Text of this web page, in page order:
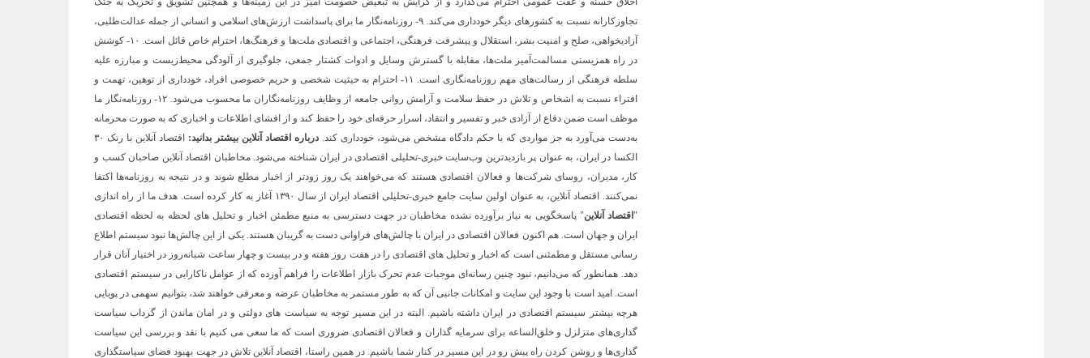
تجاوزکارانه نسبت به کشورهای دیگر خودداری می‌کند. ۹- روزنامه‌نگار ما برای پاسداشت ارزش‌های اسلامی و انسانی از جمله عدالت‌طلبی،
آزادیخواهی، صلح و امنیت بشر، استقلال و پیشرفت فرهنگی، اجتماعی و اقتصادی ملت‌ها و فرهنگ‌ها، احترام خاص قائل است. ۱۰- کوشش
در راه همزیستی مسالمت‌آمیز ملت‌ها، مقابله با گسترش وسایل و ادوات کشتار جمعی، جلوگیری از آلودگی محیط‌زیست و مبارزه علیه
سلطه فرهنگی از رسالت‌های مهم روزنامه‌نگاری است. ۱۱- احترام به حیثیت شخصی و حریم خصوصی افراد، خودداری از توهین، تهمت و
افتراء نسبت به اشخاص و تلاش در حفظ سلامت و آرامش روانی جامعه از وظایف روزنامه‌نگاران ما محسوب می‌شود. ۱۲- روزنامه‌نگار ما
موظف است ضمن دفاع از آزادی خبر و تفسیر و انتقاد، اسرار حرفه‌ای خود را حفظ کند و از افشای اطلاعات و اخباری که به صورت محرمانه
به‌دست می‌آورد به جز مواردی که با حکم دادگاه مشخص می‌شود، خودداری کند. درباره اقتصاد آنلاین بیشتر بدانید:
اقتصاد آنلاین با رنک ۳۰
الکسا در ایران، به عنوان پر بازدیدترین وب‌سایت خبری-تحلیلی اقتصادی در ایران شناخته می‌شود. مخاطبان اقتصاد آنلاین صاحبان کسب و
کار، مدیران، روسای شرکت‌ها و فعالان اقتصادی هستند که می‌خواهند یک روز زودتر از اخبار مطلع شوند و در نتیجه به روزنامه‌ها اکتفا
نمی‌کنند. اقتصاد آنلاین، به عنوان اولین سایت جامع خبری-تحلیلی اقتصاد ایران از سال ۱۳۹۰ آغاز به کار کرده است. هدف ما از راه اندازی
"اقتصاد آنلاین" پاسخگویی به نیاز برآورده نشده مخاطبان در جهت دسترسی به منبع مطمئن اخبار و تحلیل های لحظه به لحظه اقتصادی
ایران و جهان است. هم اکنون فعالان اقتصادی در ایران با چالش‌های فراوانی دست به گریبان هستند. یکی از این چالش‌ها نبود سیستم اطلاع
رسانی مستقل و مطمئنی است که اخبار و تحلیل های اقتصادی را در هفت روز هفته و در بیست و چهار ساعت شبانه‌روز در اختیار آنان قرار
دهد. همانطور که می‌دانیم، نبود چنین رسانه‌ای موجبات عدم تحرک بازار اطلاعات را فراهم آورده که از عوامل ناکارایی در سیستم اقتصادی
است. امید است با وجود این سایت و امکانات جانبی آن که به طور مستمر به مخاطبان عرضه و معرفی خواهند شد، بتوانیم سهمی در پویایی
هرچه بیشتر سیستم اقتصادی در ایران داشته باشیم. البته در این مسیر توجه به سیاست های دولتی و در امان ماندن از گرداب سیاست
گذاری‌های متزلزل و خلق‌الساعه برای سرمایه گذاران و فعالان اقتصادی ضروری است که ما سعی می کنیم با نقد و بررسی این سیاست
گذاری‌ها و روشن کردن راه پیش رو در این مسیر در کنار شما باشیم. در همین راستا، اقتصاد آنلاین تلاش در جهت بهبود فضای سیاستگذاری